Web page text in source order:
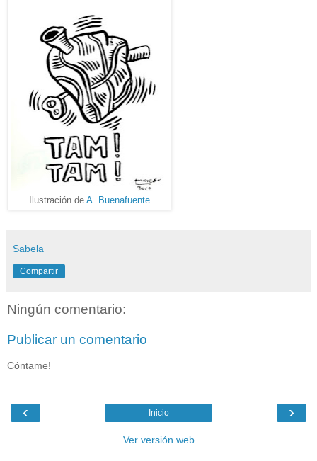
Ilustración de A. Buenafuente
Sabela
Compartir
Ningún comentario:
Publicar un comentario
Cóntame!
‹ ›
Inicio
Ver versión web